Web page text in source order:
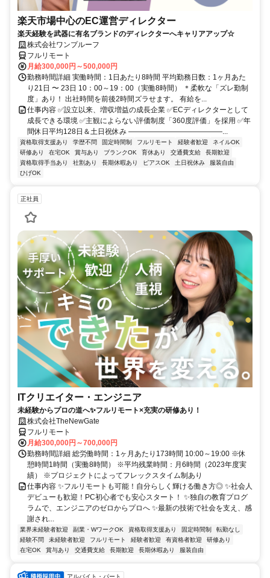
楽天市場中心のEC運営ディレクター
楽天経験を武器に有名ブランドのディレクターへキャリアアップ☆
株式会社ワンプルーフ
フルリモート
月給300,000円～500,000円
勤務時間詳細 実働時間：1日あたり8時間 平均勤務日数：1ヶ月あた
り21日 〜 23日 10：00～19：00（実働8時間） ＊柔軟な「ズレ勤制
度」あり！ 出社時間を前後2時間ズラせます。 有給を...
仕事内容 ✅設立以来、増収増益の成長企業 ✅ECディレクターとして
成長できる環境 ✅主観によらない評価制度「360度評価」を採用 ✅年
間休日平均128日＆土日祝休み ―――――――――――――...
資格取得支援あり 学歴不問 固定時間制 フルリモート 経験者歓迎
ネイルOK
研修あり
在宅OK 賞与あり ブランクOK 育休あり 交通費支給
長期歓迎
資格取得手当あり
社割あり 長期休暇あり ピアスOK 土日祝休み
服装自由
ひげOK
正社員
ITクリエイター・エンジニア
未経験からプロの道へ✨フルリモート×充実の研修あり！
株式会社TheNewGate
フルリモート
月給300,000円～700,000円
勤務時間詳細 総労働時間：1ヶ月あたり173時間 10:00～19:00 ※休
憩時間1時間（実働8時間） ※平均残業時間：月6時間（2023年度実
績） ※プロジェクトによってフレックスタイム制あり
仕事内容 ✨フルリモートも可能！自分らしく輝ける働き方◎ ✨社会人
デビューも歓迎！PC初心者でも安心スタート！ ✨独自の教育プログ
ラムで、エンジニアのゼロからプロへ ✨最新の技術で社会を支え、感
謝され...
業界未経験者歓迎 副業・WワークOK 資格取得支援あり 固定時間制
転勤なし
経験不問
未経験者歓迎 フルリモート 経験者歓迎 有資格者歓迎
研修あり
在宅OK
賞与あり 交通費支給 長期歓迎 長期休暇あり 服装自由
アルバイト・パート